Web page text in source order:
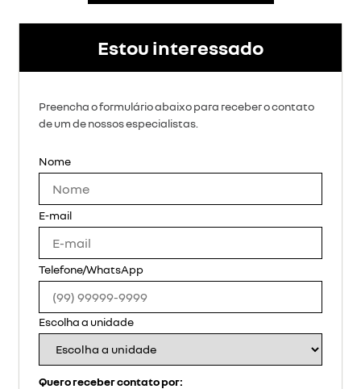
Estou interessado
Preencha o formulário abaixo para receber o contato
de um de nossos especialistas.
Nome
E-mail
Telefone/WhatsApp
Escolha a unidade
Quero receber contato por: